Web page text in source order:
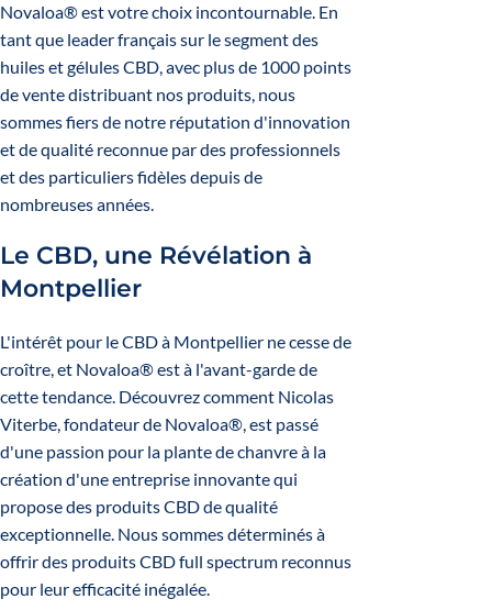
Novaloa® est votre choix incontournable. En
tant que leader français sur le segment des
huiles et gélules CBD, avec plus de 1000 points
de vente distribuant nos produits, nous
sommes fiers de notre réputation d'innovation
et de qualité reconnue par des professionnels
et des particuliers fidèles depuis de
nombreuses années.
Le CBD, une Révélation à
Montpellier
L'intérêt pour le CBD à Montpellier ne cesse de
croître, et Novaloa® est à l'avant-garde de
cette tendance. Découvrez comment Nicolas
Viterbe, fondateur de Novaloa®, est passé
d'une passion pour la plante de chanvre à la
création d'une entreprise innovante qui
propose des produits CBD de qualité
exceptionnelle. Nous sommes déterminés à
offrir des produits CBD full spectrum reconnus
pour leur efficacité inégalée.